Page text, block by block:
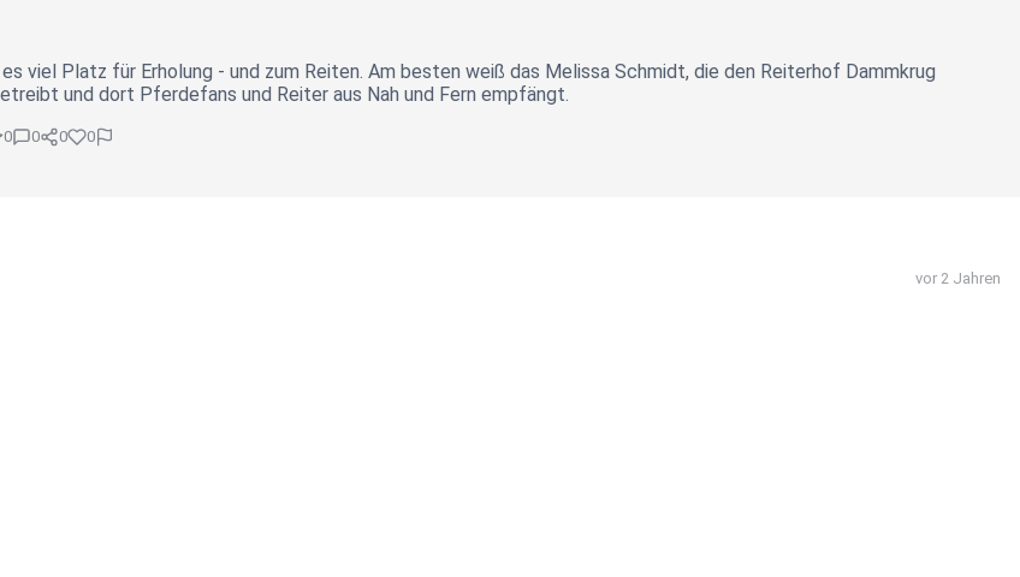
viel Platz für Erholung - und zum Reiten. Am besten weiß das Melissa Schmidt, die den Reiterhof Dammkrug
und dort Pferdefans und Reiter aus Nah und Fern empfängt.
0 0 0 0
vor 2 Jahren